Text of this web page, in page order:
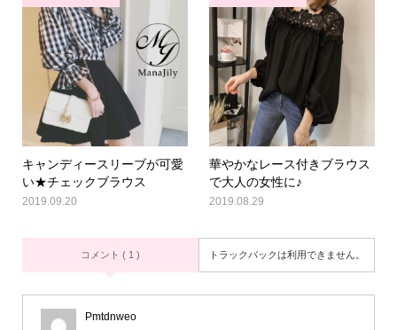
キャンディースリーブが可愛
い★チェックブラウス
2019.09.20
華やかなレース付きブラウス
で大人の女性に♪
2019.08.29
コメント ( 1 ) トラックバックは利用できません。
Pmtdnweo